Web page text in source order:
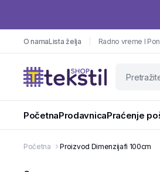
O namaLista želja Radno vreme I
PočetnaProdavnicaPraćenje
Početna Proizvod Dimenzijafi 100cm